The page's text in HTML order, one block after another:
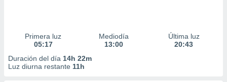
Primera luz
05:17
Mediodía
13:00
Última luz
20:43
Duración del día 14h 22m
Luz diurna restante 11h